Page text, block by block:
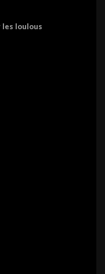
les loulous